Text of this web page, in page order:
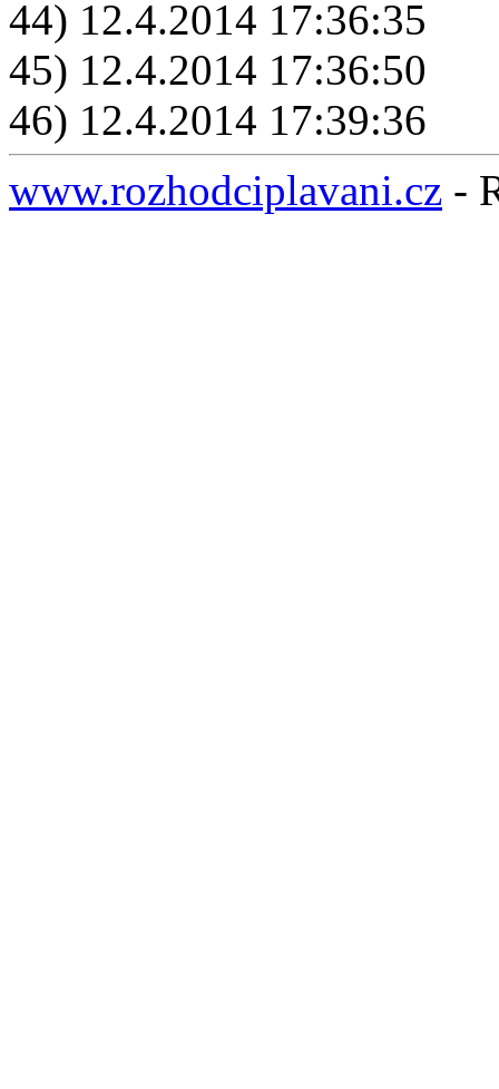
44) 12.4.2014 17:36:35
45) 12.4.2014 17:36:50
46) 12.4.2014 17:39:36
www.rozhodciplavani.cz -